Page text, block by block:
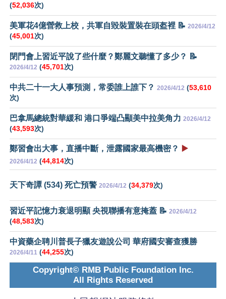
(52,036次)
美軍花4億營救上校，共軍自毀裝置裝在頭盔裡 📝 2026/4/12
(45,001次)
閉門會上習近平說了些什麼？鄭麗文聽懂了多少？ 📝
2026/4/12 (45,701次)
中共二十一大人事預測，常委誰上誰下？ 2026/4/12 (53,610
次)
巴拿馬總統對華緩和 港口爭端凸顯美中拉美角力 2026/4/12
(43,593次)
鄭習會出大事，直播中斷，泄露國家最高機密？ ▶️
2026/4/12 (44,814次)
天下奇譚 (534) 死亡預警 2026/4/12 (34,379次)
習近平記憶力衰退明顯 央視聯播有意掩蓋 📝 2026/4/12
(48,583次)
中資藥企聘川普長子獵友遊說公司 華府國安審查獲勝
2026/4/11 (44,255次)
Copyright© RMB Public Foundation Inc.
All Rights Reserved